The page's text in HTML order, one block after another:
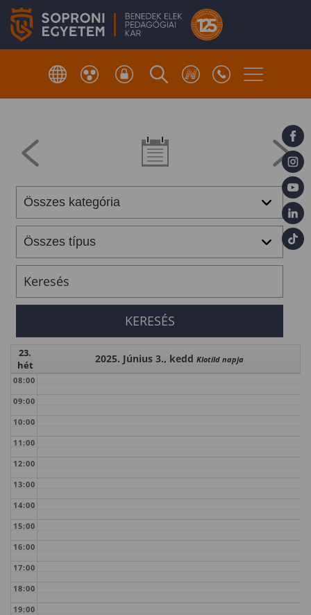
23.
hét
2025. Június 3., kedd Klotild napja
08:00
09:00
10:00
11:00
12:00
13:00
14:00
15:00
16:00
17:00
18:00
19:00